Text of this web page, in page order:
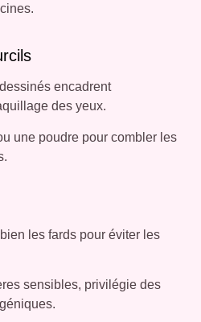
encadrent
des yeux.
une poudre pour combler les
les fards pour éviter les
sensibles, privilégie des